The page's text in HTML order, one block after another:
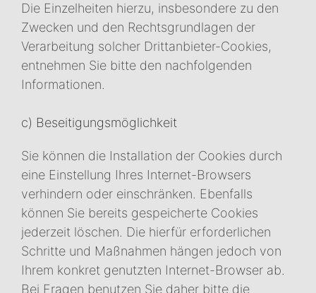
Die Einzelheiten hierzu, insbesondere zu den
Zwecken und den Rechtsgrundlagen der
Verarbeitung solcher Drittanbieter-Cookies,
entnehmen Sie bitte den nachfolgenden
Informationen.
c) Beseitigungsmöglichkeit
Sie können die Installation der Cookies durch
eine Einstellung Ihres Internet-Browsers
verhindern oder einschränken. Ebenfalls
können Sie bereits gespeicherte Cookies
jederzeit löschen. Die hierfür erforderlichen
Schritte und Maßnahmen hängen jedoch von
Ihrem konkret genutzten Internet-Browser ab.
Bei Fragen benutzen Sie daher bitte die